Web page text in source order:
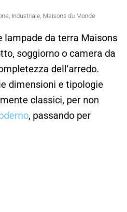
, Industriale, Maisons du Monde
lampade da terra Maisons
soggiorno o camera da
dell’arredo.
dimensioni e tipologie
classici, per non
, passando per